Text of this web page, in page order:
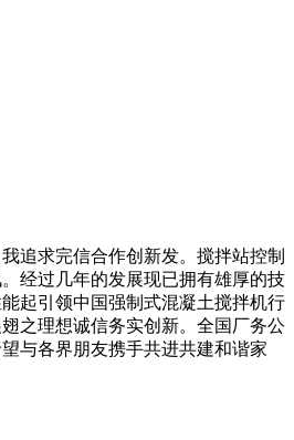
追求完信合作创新发。搅拌站控制
经过几年的发展现已拥有雄厚的技
起引领中国强制式混凝土搅拌机行
之理想诚信务实创新。全国厂务公
与各界朋友携手共进共建和谐家